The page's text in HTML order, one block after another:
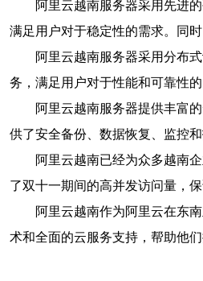
阿里云越南服务器采用先进
满足用户对于稳定性的需求。同
阿里云越南服务器采用分布
务，满足用户对于性能和可靠性的
阿里云越南服务器提供丰富
供了安全备份、数据恢复、监控
阿里云越南已经为众多越南
了双十一期间的高并发访问量，
阿里云越南作为阿里云在东
术和全面的云服务支持，帮助他